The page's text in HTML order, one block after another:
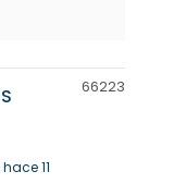
hace 11
66223